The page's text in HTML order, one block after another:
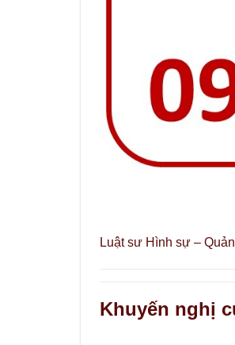
Luật sư Hình sự –
Khuyến nghị